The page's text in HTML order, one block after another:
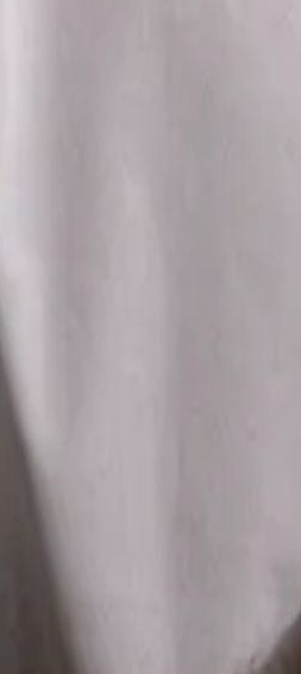
ľudí zaťaží
pre Marker, jeho prvý text je o